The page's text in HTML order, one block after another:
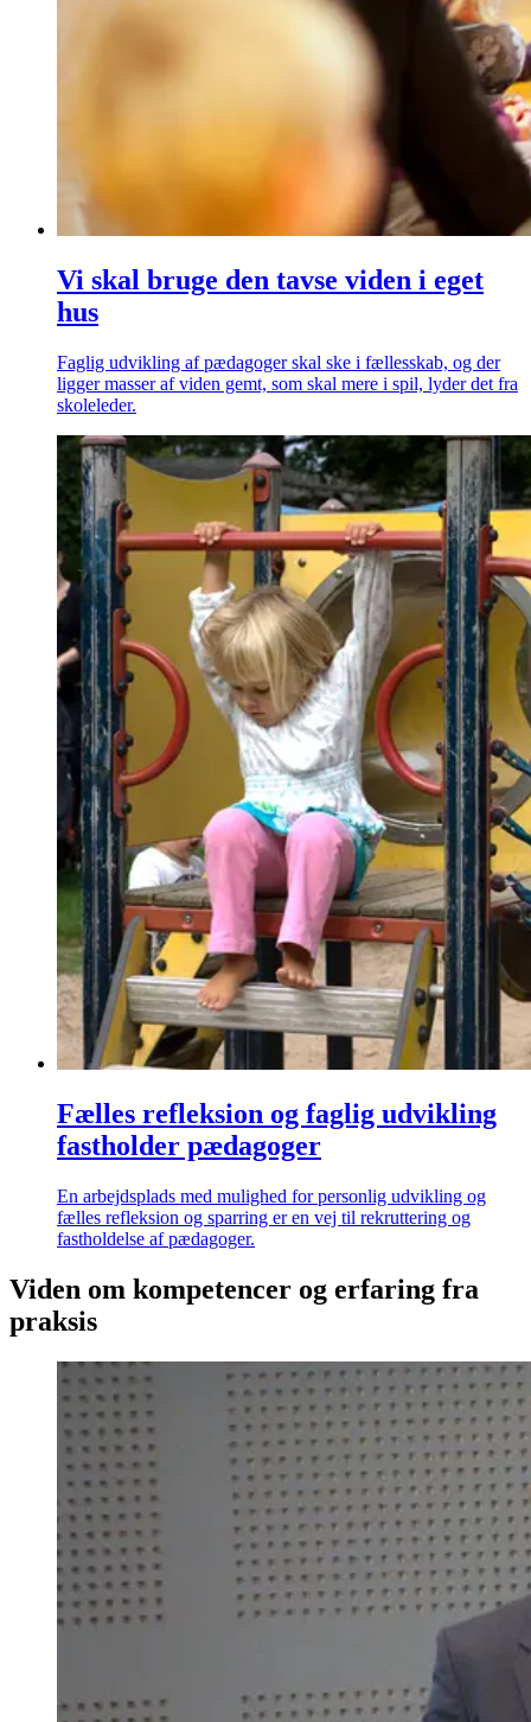
Vi skal bruge den tavse viden i eget
hus
Faglig udvikling af pædagoger skal ske i fællesskab, og der
ligger masser af viden gemt, som skal mere i spil, lyder det fra
skoleleder.
Fælles refleksion og faglig udvikling
fastholder pædagoger
En arbejdsplads med mulighed for personlig udvikling og
fælles refleksion og sparring er en vej til rekruttering og
fastholdelse af pædagoger.
Viden om kompetencer og erfaring fra
praksis